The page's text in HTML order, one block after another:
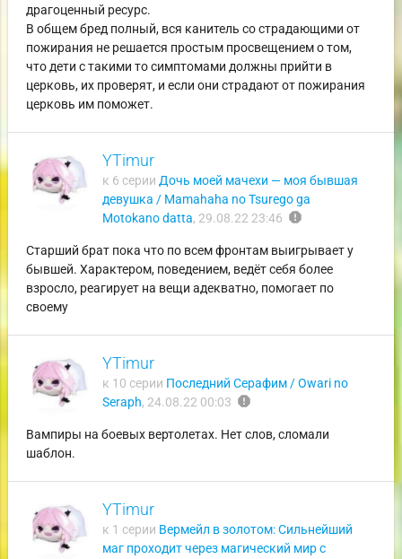
драгоценный ресурс.
В общем бред полный, вся канитель со страдающими от
пожирания не решается простым просвещением о том,
что дети с такими то симптомами должны прийти в
церковь, их проверят, и если они страдают от пожирания
церковь им поможет.
YTimur
к 6 серии Дочь моей мачехи — моя бывшая
девушка / Mamahaha no Tsurego ga
Motokano datta, 29.08.22 23:46 report
Старший брат пока что по всем фронтам выигрывает у
бывшей. Характером, поведением, ведёт себя более
взросло, реагирует на вещи адекватно, помогает по
своему
YTimur
к 10 серии Последний Серафим / Owari no
Seraph, 24.08.22 00:03 report
Вампиры на боевых вертолетах. Нет слов, сломали
шаблон.
YTimur
к 1 серии Вермейл в золотом: Сильнейший
маг проходит через магический мир с